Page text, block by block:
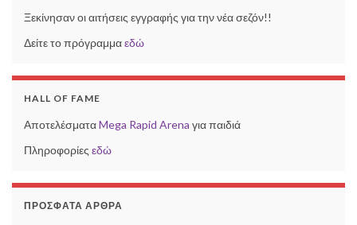
Ξεκίνησαν οι αιτήσεις εγγραφής για την νέα σεζόν!!
Δείτε το πρόγραμμαεδώ
HALL OF FAME
ΑποτελέσματαMega Rapid Arena για παιδιά
Πληροφορίες εδώ
ΠΡΌΣΦΑΤΑ ΆΡΘΡΑ